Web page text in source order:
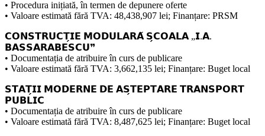
• Procedura inițiată, în termen de depunere oferte
• Valoare estimată fără TVA: 48,438,907 lei; Finanțare: PRSM
𝗖𝗢𝗡𝗦𝗧𝗥𝗨𝗖𝗧̗𝗜𝗘 𝗠𝗢𝗗𝗨𝗟𝗔𝗥𝗔̆ 𝗦̗𝗖𝗢𝗔𝗟𝗔 „𝗜.𝗔.
𝗕𝗔𝗦𝗦𝗔𝗥𝗔𝗕𝗘𝗦𝗖𝗨❞
• Documentația de atribuire în curs de publicare
• Valoare estimată fără TVA: 3,662,135 lei; Finanțare: Buget local
𝗦𝗧𝗔𝗧̗𝗜𝗜 𝗠𝗢𝗗𝗘𝗥𝗡𝗘 𝗗𝗘 𝗔𝗦̗𝗧𝗘𝗣𝗧𝗔𝗥𝗘 𝗧𝗥𝗔𝗡𝗦𝗣𝗢𝗥𝗧
𝗣𝗨𝗕𝗟𝗜𝗖
• Documentația de atribuire în curs de publicare
• Valoare estimată fără TVA: 8,487,625 lei; Finanțare: Buget local